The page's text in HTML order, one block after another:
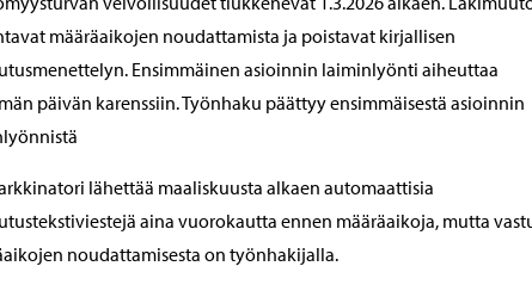
määräaikojen noudattamista ja poistavat kirjallisen
Ensimmäinen asioinnin laiminlyönti aiheuttaa
päivän karenssiin. Työnhaku päättyy ensimmäisestä asioinnin
lähettää maaliskuusta alkaen automaattisia
aina vuorokautta ennen määräaikoja, mutta
noudattamisesta on työnhakijalla.